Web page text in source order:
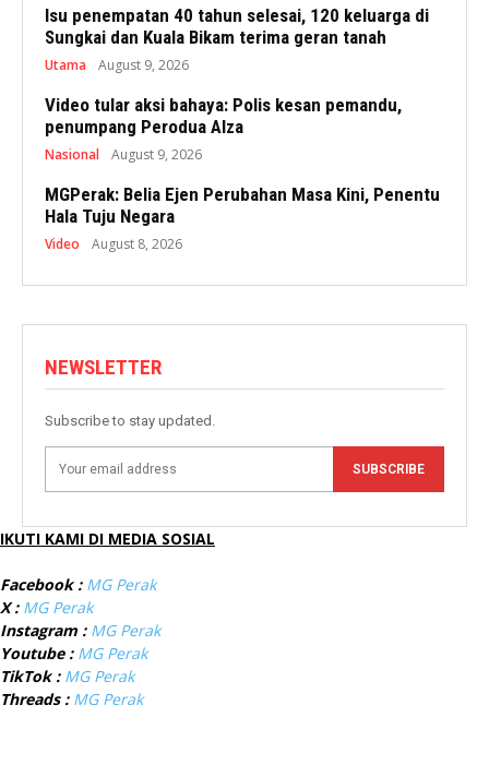
Isu penempatan 40 tahun selesai, 120 keluarga di
Sungkai dan Kuala Bikam terima geran tanah
Utama August 9, 2026
Video tular aksi bahaya: Polis kesan pemandu,
penumpang Perodua Alza
Nasional August 9, 2026
MGPerak: Belia Ejen Perubahan Masa Kini, Penentu
Hala Tuju Negara
Video August 8, 2026
NEWSLETTER
Subscribe to stay updated.
SUBSCRIBE
IKUTI KAMI DI MEDIA SOSIAL
Facebook : MG Perak
X : MG Perak
Instagram : MG Perak
Youtube : MG Perak
TikTok : MG Perak
Threads : MG Perak